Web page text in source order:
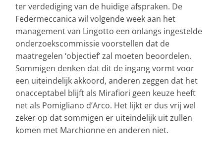
ter verdediging van de huidige afspraken. De
Federmeccanica wil volgende week aan het
management van Lingotto een onlangs ingestelde
onderzoekscommissie voorstellen dat de
maatregelen ‘objectief’ zal moeten beoordelen.
Sommigen denken dat dit de ingang vormt voor
een uiteindelijk akkoord, anderen zeggen dat het
onacceptabel blijft als Mirafiori geen keuze heeft
net als Pomigliano d’Arco. Het lijkt er dus vrij wel
zeker op dat sommigen er uiteindelijk uit zullen
komen met Marchionne en anderen niet.